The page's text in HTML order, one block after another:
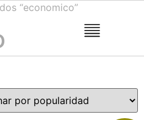
“economico”